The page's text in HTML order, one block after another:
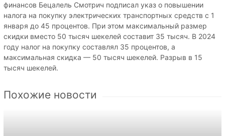
финансов Бецалель Смотрич подписал указ о повышении
налога на покупку электрических транспортных средств с 1
января до 45 процентов. При этом максимальный размер
скидки вместо 50 тысяч шекелей составит 35 тысяч. В 2024
году налог на покупку составлял 35 процентов, а
максимальная скидка — 50 тысяч шекелей. Разрыв в 15
тысяч шекелей.
Похожие новости